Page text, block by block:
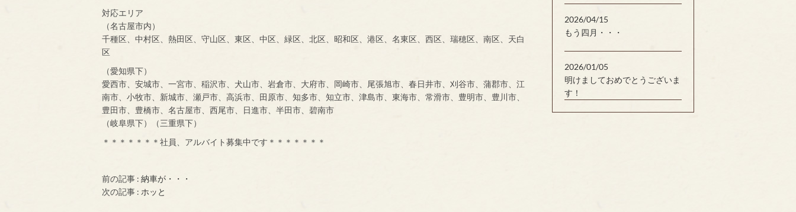
対応エリア
（名古屋市内）
千種区、中村区、熱田区、守山区、東区、中区、緑区、北区、昭和区、港区、名東区、西区、瑞穂区、南区、天白
区
（愛知県下）
愛西市、安城市、一宮市、稲沢市、犬山市、岩倉市、大府市、岡崎市、尾張旭市、春日井市、刈谷市、蒲郡市、江
南市、小牧市、新城市、瀬戸市、高浜市、田原市、知多市、知立市、津島市、東海市、常滑市、豊明市、豊川市、
豊田市、豊橋市、名古屋市、西尾市、日進市、半田市、碧南市
（岐阜県下）（三重県下）
＊＊＊＊＊＊＊社員、アルバイト募集中です＊＊＊＊＊＊＊
前の記事 : 納車が・・・
次の記事 : ホッと
2026/04/15
もう四月・・・
2026/01/05
明けましておめでとうございま
す！